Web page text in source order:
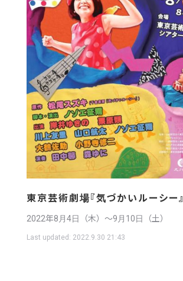
東京芸術劇場『気づかいルーシー』
2022年8月4日（木）〜9月10日（土）
Last updated: 2022.9.30 21:43